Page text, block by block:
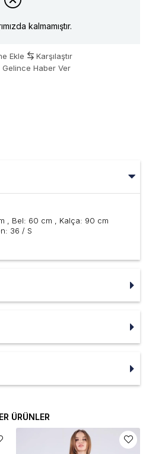
kalmamıştır.
Ekle
Karşılaştır
Gelince Haber Ver
, Bel: 60 cm , Kalça: 90 cm
36 / S
ÜRÜNLER